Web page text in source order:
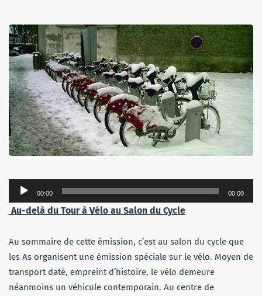
Lecteur
audio
00:00 00:00
Au-delà du Tour à Vélo au Salon du Cycle
Au sommaire de cette émission, c’est au salon du cycle que
les As organisent une émission spéciale sur le vélo. Moyen de
transport daté, empreint d’histoire, le vélo demeure
néanmoins un véhicule contemporain. Au centre de